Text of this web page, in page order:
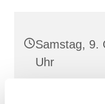
Samstag, 9.
Uhr
St. Josef,